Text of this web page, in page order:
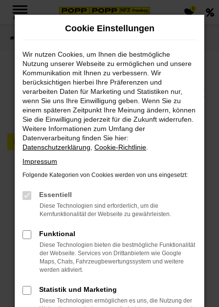
Zum
MENÜ
0
Jetzt PKWs & LKWs in
unserem Fahrzeugmarkt
finden
PKW LKW
Fehler: Network Error
Beim Laden ist ein Fehler aufgetreten.
Hier sind ein paar Tipps, die dir helfen können:
Internetverbindung.
Laden andere Webseiten, zum Beispiel deine
Suchmaschine?
Prüfe deine Browsererweiterungen.
können das Laden bestimmter Seiten
verhindern. Funktioniert die Seite in einem
Cookie Einstellungen
Wir nutzen Cookies, um Ihnen die bestmögliche
Nutzung unserer Webseite zu ermöglichen und unsere
Kommunikation mit Ihnen zu verbessern. Wir
berücksichtigen hierbei Ihre Präferenzen und
verarbeiten Daten für Marketing und Statistiken nur,
wenn Sie uns Ihre Einwilligung geben. Wenn Sie zu
einem späteren Zeitpunkt Ihre Meinung ändern, können
Sie die Einwilligung jederzeit für die Zukunft widerrufen.
Weitere Informationen zum Umfang der
Datenverarbeitung finden Sie hier:
Datenschutzerklärung Cookie-Richtlinie
Impressum
Folgende Kategorien von Cookies werden von uns eingesetzt:
Essentiell
Diese Technologien sind erforderlich, um die
Kernfunktionalität der Webseite zu gewährleisten.
Funktional
Diese Technologien bieten die bestmögliche Funktionalität
der Webseite. Services von Drittanbietern wie Google
Maps, Chats, Fahrzeugbewertungssystem und weitere
werden aktiviert.
Statistik und Marketing
Diese Technologien ermöglichen es uns, die Nutzung der